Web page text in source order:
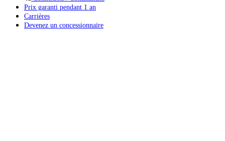
Prix garanti pendant 1 an
Carrières
Devenez un concessionnaire